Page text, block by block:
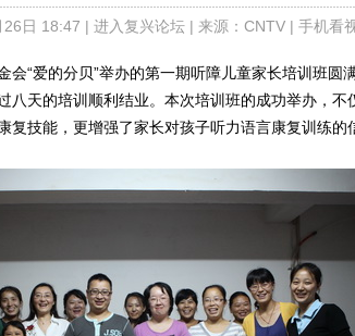
26日 18:47 | 进入复兴论坛| 来源：CNTV | 手机看
“爱的分贝”举办的第一期听障儿童家长培训班圆
八天的培训顺利结业。本次培训班的成功举办，不
复技能，更增强了家长对孩子听力语言康复训练的